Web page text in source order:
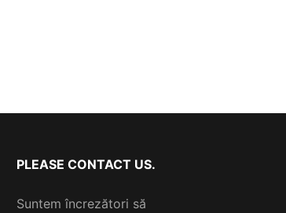
PLEASE CONTACT US.
Suntem încrezători să